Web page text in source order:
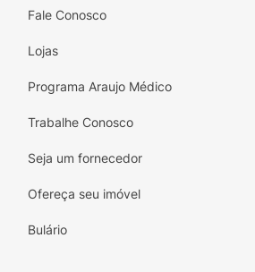
Fale Conosco
Lojas
Programa Araujo Médico
Trabalhe Conosco
Seja um fornecedor
Ofereça seu imóvel
Bulário